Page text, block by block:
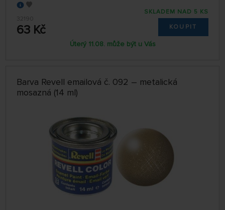
32190
63 Kč
SKLADEM NAD 5 KS
KOUPIT
Úterý 11.08. může být u Vás
Barva Revell emailová č. 092 – metalická
mosazná (14 ml)